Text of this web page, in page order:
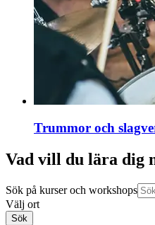
Trummor och
Vad vill du lära dig
Sök på kurser och workshops
Välj ort
Sök